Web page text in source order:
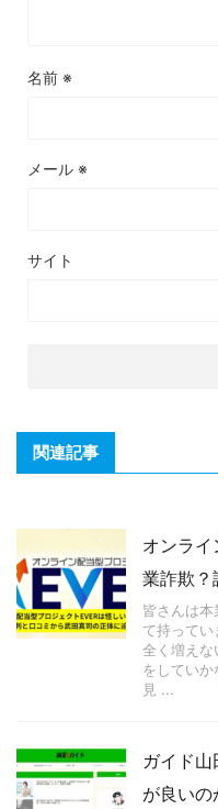
名前 ※
メール ※
サイト
関連記事
オンライ
業詐欺？
皆さんは
て持って
全く増えな
をしてい
見 ...
ガイド
が良いの